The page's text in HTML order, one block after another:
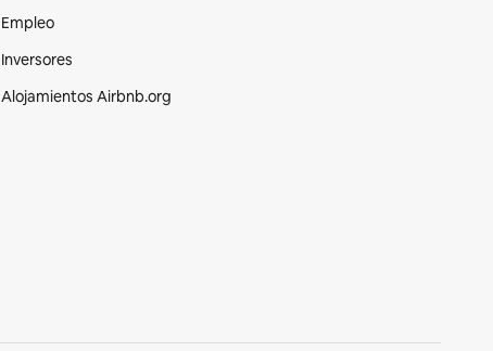
Empleo
Inversores
Alojamientos Airbnb.org